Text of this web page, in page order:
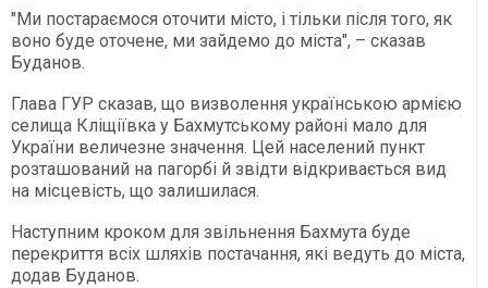
"Ми постараємося оточити місто, і тільки після того, як
воно буде оточене, ми зайдемо до міста", – сказав
Буданов.
Глава ГУР сказав, що визволення українською армією
селища Кліщіївка у Бахмутському районі мало для
України величезне значення. Цей населений пункт
розташований на пагорбі й звідти відкривається вид
на місцевість, що залишилася.
Наступним кроком для звільнення Бахмута буде
перекриття всіх шляхів постачання, які ведуть до міста,
додав Буданов.